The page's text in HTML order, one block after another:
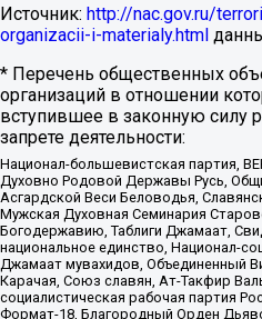
Источник: http://nac.gov.ru/
organizacii-i-materialy.html
* Перечень общественных
организаций в отношении
вступившее в законную силу
запрете деятельности:
Национал-большевистская партия,
Духовно Родовой Державы Русь,
Асгардской Веси Беловодья,
Мужская Духовная Семинария
Богодержавию, Таблиги Джамаат,
национальное единство, Национал-
Джамаат мувахидов, Объединенный
Карачая, Союз славян, Ат-Такфир
социалистическая рабочая партия
Формат-18, Благородный Орден